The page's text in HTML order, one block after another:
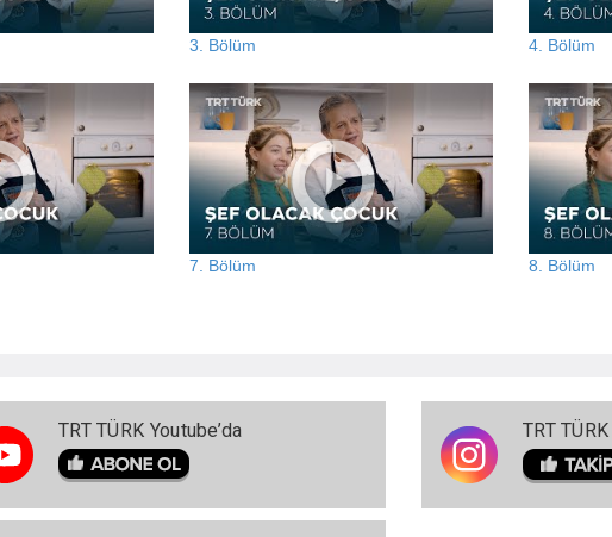
3. Bölüm 4. Bölüm
7. Bölüm 8. Bölüm
TRT TÜRK Youtube’da TRT